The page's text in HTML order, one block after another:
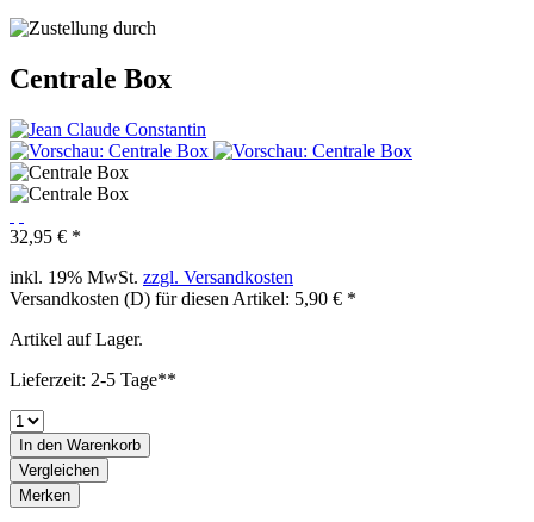
Centrale Box
32,95 € *
inkl. 19% MwSt. zzgl. Versandkosten
Versandkosten (D) für diesen Artikel: 5,90 € *
Artikel auf Lager.
Lieferzeit: 2-5 Tage**
In den Warenkorb
Vergleichen
Merken